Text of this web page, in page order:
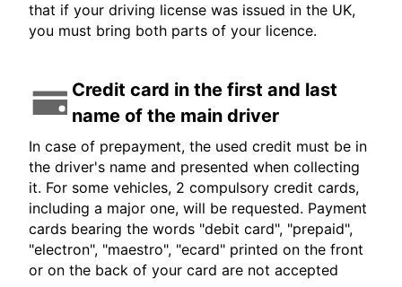
that if your driving license was issued in the UK,
you must bring both parts of your licence.
Credit card in the first and last
name of the main driver
In case of prepayment, the used credit must be in
the driver's name and presented when collecting
it. For some vehicles, 2 compulsory credit cards,
including a major one, will be requested. Payment
cards bearing the words "debit card", "prepaid",
"electron", "maestro", "ecard" printed on the front
or on the back of your card are not accepted